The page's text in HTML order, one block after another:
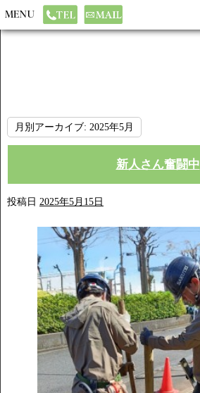
月別アーカイブ: 2025年5月
新人さん奮闘中
投稿日 2025年5月15日